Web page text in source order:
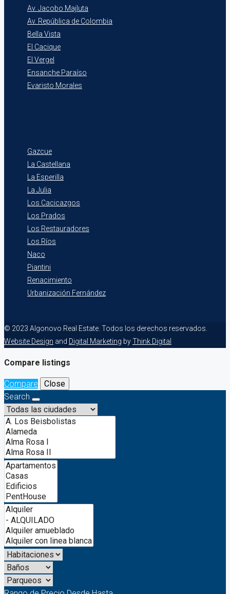
Av. Jacobo Majluta
Av. República de Colombia
Bella Vista
El Cacique
El Vergel
Ensanche Paraíso
Evaristo Morales
Gazcue
La Castellana
La Esperilla
La Julia
Los Cacicazgos
Los Prados
Los Restauradores
Los Ríos
Naco
Piantini
Renacimiento
Urbanización Fernández
© 2023 Algonovo Real Estate. Todos los derechos reservados.
Website Design and Digital Marketing byThink Digital
Compare listings
Compare
Close
Search